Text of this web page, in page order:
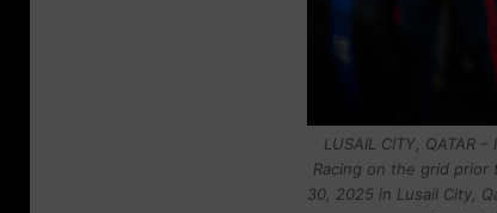
LUSAIL CITY, QATAR
Racing on the grid prior
30, 2025 in Lusail City,